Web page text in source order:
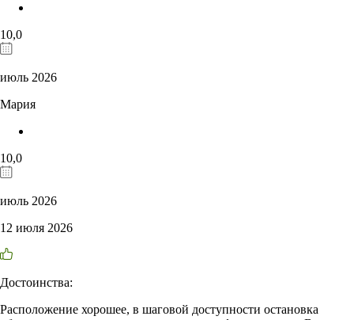
10,0
июль 2026
Мария
10,0
июль 2026
12 июля 2026
Достоинства:
Расположение хорошее, в шаговой доступности остановка